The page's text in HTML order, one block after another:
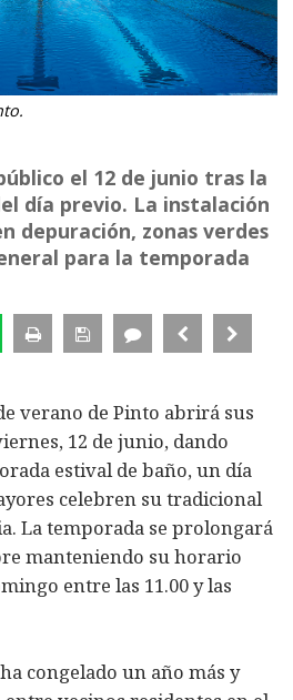
el 12 de junio tras la
día previo. La instalación
depuración, zonas verdes
para la temporada
verano de Pinto abrirá sus
12 de junio, dando
estival de baño, un día
celebren su tradicional
La temporada se prolongará
manteniendo su horario
entre las 11.00 y las
congelado un año más y